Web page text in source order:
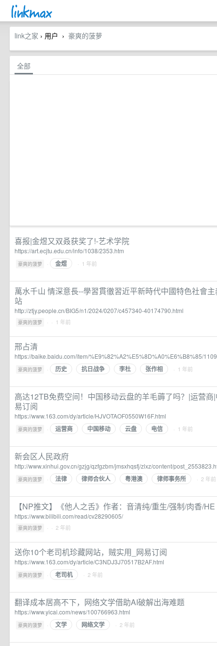
link之家 › 用户 › 豪爽的菠萝
全部
喜报|金煜又双叒获奖了!-艺术学院
https://art.ecjtu.edu.cn/info/1038/2353.htm
豪爽的菠萝 · 金煜 · 1 年前
萬水千山 情深意長--學習貫徹習近平新時代中國特色社會
站
http://ztjy.people.cn/BIG5/n1/2024/0207/c457340-40174790.html
豪爽的菠萝 · · 1 年前
邢占清
https://baike.baidu.com/item/%E9%82%A2%E5%8D%A0%E6%B8%85/
豪爽的菠萝 · 历史 抗日战争 李杜 张作相 · 1 年前
高达12TB免费空间！中国移动云盘的羊毛薅了吗？|运营
易订阅
https://www.163.com/dy/article/HJVOTAOF0550W16F.html
豪爽的菠萝 · 运营商 中国移动 云盘 电信 · 1 年前
新会区人民政府
http://www.xinhui.gov.cn/gzjg/qzfgzbm/jmsxhqsfj/zlxz/content/
豪爽的菠萝 · 法律 律师合伙人 粤港澳 律师事务所 · 2 年前
【NP推文】《他人之舌》作者：音清纯/重生/强制/肉香/HE
https://www.bilibili.com/read/cv28290605/
豪爽的菠萝 · · 2 年前
送你10个老司机珍藏网站，贼实用_网易订阅
https://www.163.com/dy/article/C3NDJ3J70517B2AF.html
豪爽的菠萝 · 老司机 · 2 年前
翻译成本居高不下，网络文学借助AI破解出海难题
https://www.yicai.com/news/100766963.html
豪爽的菠萝 · 文学 网络文学 · 2 年前